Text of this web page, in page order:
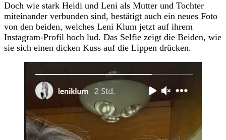
Doch wie stark Heidi und Leni als Mutter und Tochter
miteinander verbunden sind, bestätigt auch ein neues Foto
von den beiden, welches Leni Klum jetzt auf ihrem
Instagram-Profil hoch lud. Das Selfie zeigt die Beiden, wie
sie sich einen dicken Kuss auf die Lippen drücken.